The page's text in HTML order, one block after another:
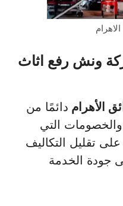
ونش رفع اثاث
الأهرام دائمًا من
التي
تقليل التكاليف
جودة الخدمة